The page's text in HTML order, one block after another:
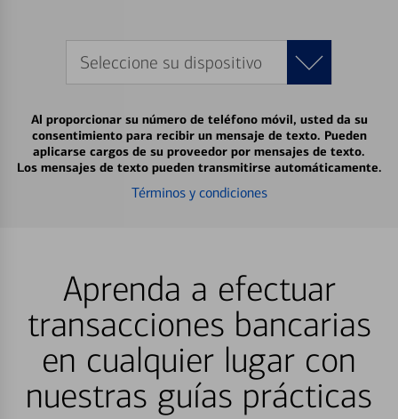
Seleccione su dispositivo
Al proporcionar su número de teléfono móvil, usted da su
consentimiento para recibir un mensaje de texto. Pueden
aplicarse cargos de su proveedor por mensajes de texto.
Los mensajes de texto pueden transmitirse automáticamente.
Términos y condiciones
Aprenda a efectuar
transacciones bancarias
en cualquier lugar con
nuestras guías prácticas